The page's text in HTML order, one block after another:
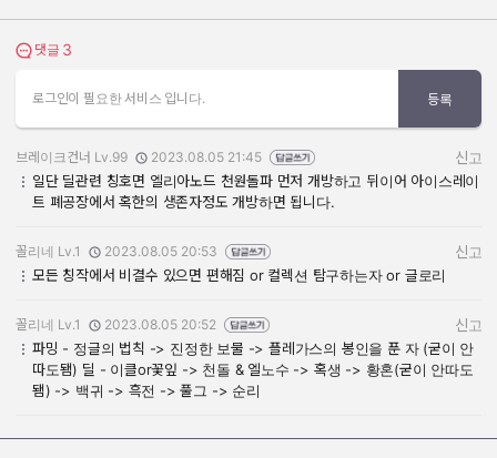
댓글 보기
댓글 3
로그인이 필요한 서비스 입니다. 등록
작성자:
브레이크건너 Lv.99
작성일:
2023.08.05 21:45
신고
일단 딜관련 칭호면 엘리아노드 천원돌파 먼저 개방하고 뒤이어 아이스레이
트 폐공장에서 혹한의 생존자정도 개방하면 됩니다.
작성자:
꼴리네 Lv.1
작성일:
2023.08.05 20:53
신고
모든 칭작에서 비결수 있으면 편해짐 or 컬렉션 탐구하는자 or 글로리
작성자:
꼴리네 Lv.1
작성일:
2023.08.05 20:52
신고
파밍 - 정글의 법칙 -> 진정한 보물 -> 플레가스의 봉인을 푼 자 (굳이 안
따도됌) 딜 - 이클or꽃잎 -> 천돌 & 엘노수 -> 혹생 -> 황혼(굳이 안따도
됌) -> 백귀 -> 흑전 -> 풀그 -> 순리